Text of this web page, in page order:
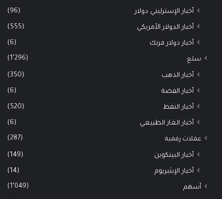
أخبار الإسترليني دولار (96)
أخبار الدولار الأمريكي (555)
أخبار دولار فرنك (6)
سلع (1٬296)
أخبار الذهب (350)
أخبار الفضة (6)
أخبار النفط (520)
أخبار الغاز الطبيعي (6)
عملات رقمية (287)
أخبار البيتكوين (149)
أخبار الإيثيريوم (14)
أسهم (1٬049)